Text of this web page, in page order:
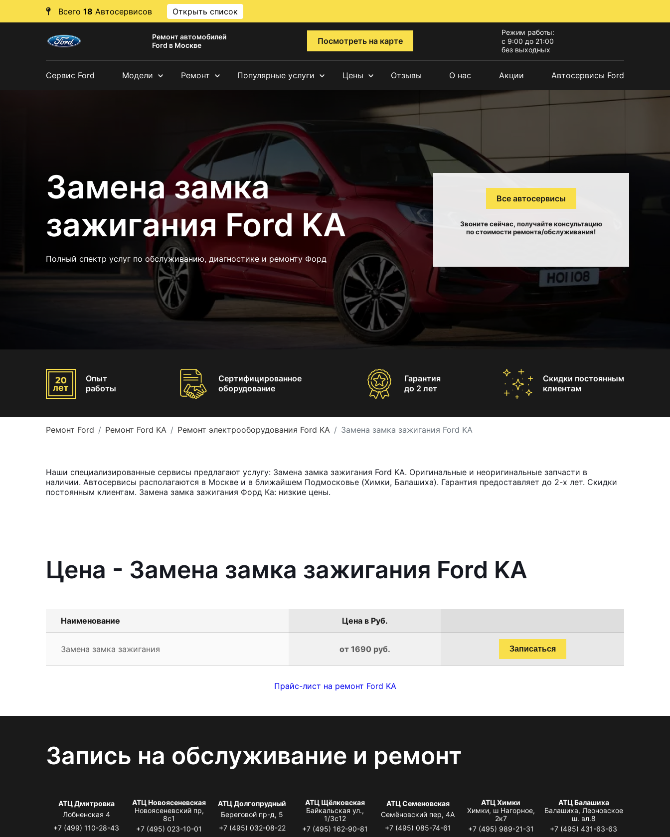
Всего 18 Автосервисов Открыть список
Ремонт автомобилей
Ford в Москве
Посмотреть на карте
Режим работы:
с 9:00 до 21:00
без выходных
Сервис Ford Модели Ремонт Популярные услуги Цены Отзывы О нас Акции Автосервисы Ford
Замена замка
зажигания Ford KA
Полный спектр услуг по обслуживанию, диагностике и ремонту Форд
Все автосервисы
Звоните сейчас, получайте консультацию
по стоимости ремонта/обслуживания!
Опыт
работы
Сертифицированное
оборудование
Гарантия
до 2 лет
Скидки постоянным
клиентам
Ремонт Ford Ремонт Ford KA Ремонт электрооборудования Ford KA Замена замка зажигания Ford KA
Наши специализированные сервисы предлагают услугу: Замена замка зажигания Ford KA. Оригинальные и неоригинальные запчасти в
наличии. Автосервисы располагаются в Москве и в ближайшем Подмосковье (Химки, Балашиха). Гарантия предоставляет до 2-х лет. Скидки
постоянным клиентам. Замена замка зажигания Форд Ка: низкие цены.
Цена - Замена замка зажигания Ford KA
Наименование Цена в Руб.
Замена замка зажигания от 1690 руб. Записаться
Прайс-лист на ремонт Ford KA
Запись на обслуживание и ремонт
АТЦ Дмитровка
Лобненская 4
+7 (499) 110-28-43
АТЦ Новоясеневская
Новоясеневский пр,
8с1
+7 (495) 023-10-01
АТЦ Долгопрудный
Береговой пр-д, 5
+7 (495) 032-08-22
АТЦ Щёлковская
Байкальская ул.,
1/3с12
+7 (495) 162-90-81
АТЦ Семеновская
Семёновский пер, 4А
+7 (495) 085-74-61
АТЦ Химки
Химки, ш Нагорное,
2к7
+7 (495) 989-21-31
АТЦ Балашиха
Балашиха, Леоновское
ш. вл.8
+7 (495) 431-63-63